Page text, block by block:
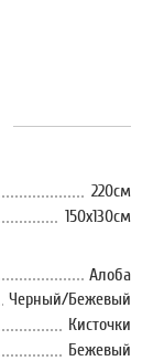
220см
150х130см
Алоба
Черный/Бежевый
Кисточки
Бежевый